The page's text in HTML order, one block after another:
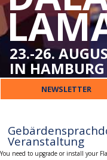
23.-26.
IN HAMBURG
PRESSE
KONTAKT
NEWSLETTER
Veranstaltung
You need to upgrade or install your